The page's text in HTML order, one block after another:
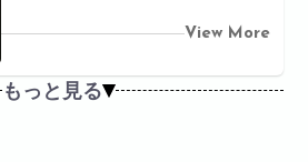
View More
もっと見る